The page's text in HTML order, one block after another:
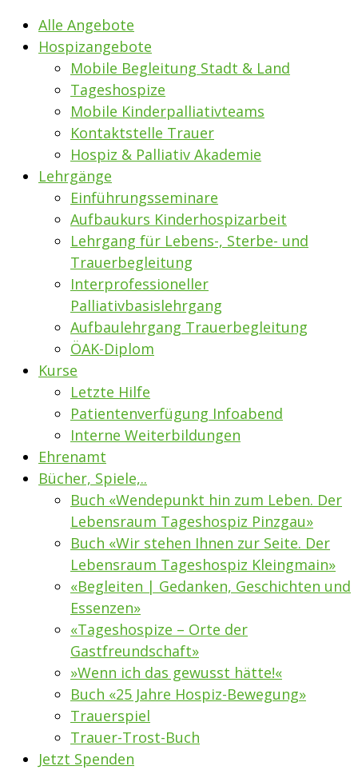
Alle Angebote
Hospizangebote
Mobile Begleitung Stadt & Land
Tageshospize
Mobile Kinderpalliativteams
Kontaktstelle Trauer
Hospiz & Palliativ Akademie
Lehrgänge
Einführungsseminare
Aufbaukurs Kinderhospizarbeit
Lehrgang für Lebens-, Sterbe- und
Trauerbegleitung
Interprofessioneller
Palliativbasislehrgang
Aufbaulehrgang Trauerbegleitung
ÖAK-Diplom
Kurse
Letzte Hilfe
Patientenverfügung Infoabend
Interne Weiterbildungen
Ehrenamt
Bücher, Spiele,..
Buch «Wendepunkt hin zum Leben. Der
Lebensraum Tageshospiz Pinzgau»
Buch «Wir stehen Ihnen zur Seite. Der
Lebensraum Tageshospiz Kleingmain»
«Begleiten | Gedanken, Geschichten und
Essenzen»
«Tageshospize – Orte der
Gastfreundschaft»
»Wenn ich das gewusst hätte!«
Buch «25 Jahre Hospiz-Bewegung»
Trauerspiel
Trauer-Trost-Buch
Jetzt Spenden